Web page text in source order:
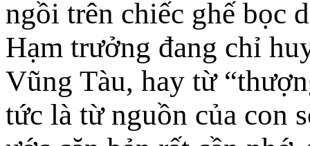
ngồi trên chiếc ghế bọc
Hạm trưởng đang chỉ
Vũng Tàu, hay từ
tức là từ nguồn của con